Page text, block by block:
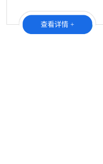
查看详情 +